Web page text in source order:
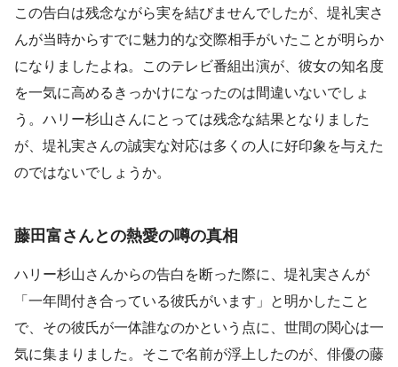
この告白は残念ながら実を結びませんでしたが、堤礼実さ
んが当時からすでに魅力的な交際相手がいたことが明らか
になりましたよね。このテレビ番組出演が、彼女の知名度
を一気に高めるきっかけになったのは間違いないでしょ
う。ハリー杉山さんにとっては残念な結果となりました
が、堤礼実さんの誠実な対応は多くの人に好印象を与えた
のではないでしょうか。
藤田富さんとの熱愛の噂の真相
ハリー杉山さんからの告白を断った際に、堤礼実さんが
「一年間付き合っている彼氏がいます」と明かしたこと
で、その彼氏が一体誰なのかという点に、世間の関心は一
気に集まりました。そこで名前が浮上したのが、俳優の藤